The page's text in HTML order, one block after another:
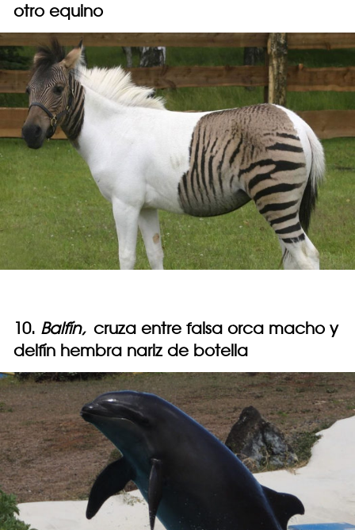
otro equino
10. Balfín, cruza entre falsa orca macho y
delfín hembra nariz de botella